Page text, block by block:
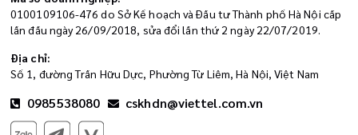
0100109106-476 do Sở Kế hoạch và Đầu tư Thành phố Hà Nội cấp
lần đầu ngày 26/09/2018, sửa đổi lần thứ 2 ngày 22/07/2019.
Địa chỉ:
Số 1, đường Trần Hữu Dực, Phường Từ Liêm, Hà Nội, Việt Nam
0985538080 cskhdn@viettel.com.vn